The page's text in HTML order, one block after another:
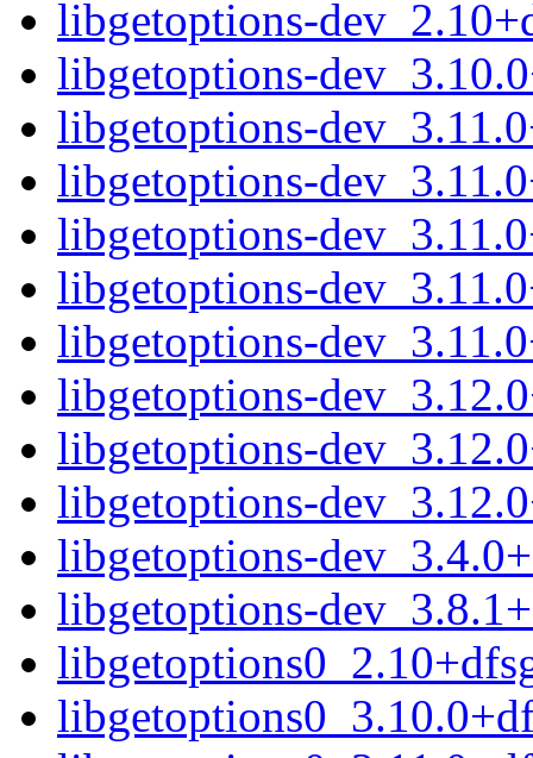
libgetoptions-
libgetoptions-
libgetoptions-
libgetoptions-
libgetoptions-
libgetoptions-
libgetoptions-
libgetoptions-
libgetoptions-
libgetoptions-
libgetoptions-
libgetoptions-